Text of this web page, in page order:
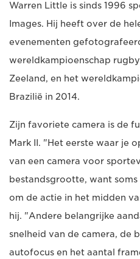
Warren Little is sinds 1996
Images. Hij heeft over de
evenementen
wereldkampioenschap
Zeeland, en het
Brazilië in 2014.
Zijn favoriete camera is de
Mark II. "Het eerste waar je
van een camera voor
bestandsgrootte, want
om de actie in het midden
hij. "Andere belangrijke
snelheid van de camera, de
autofocus en het aantal